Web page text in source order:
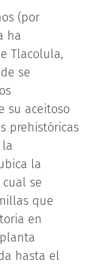
(por
ha
Tlacolula,
se
su aceitoso
prehistóricas
la
la
se
que
en
hasta el